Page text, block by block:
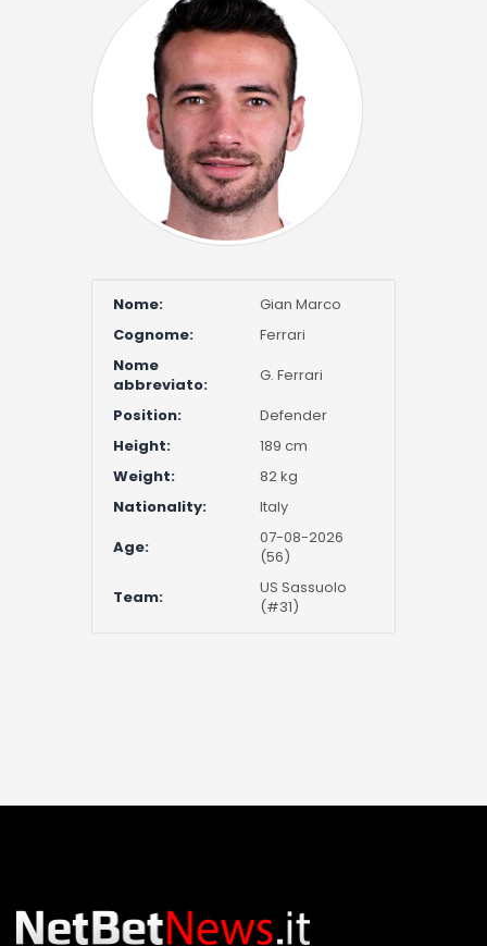
Nome:
Gian Marco
Cognome:
Ferrari
Nome
abbreviato:
G. Ferrari
Position:
Defender
Height:
189 cm
Weight:
82 kg
Nationality:
Italy
Age:
07-08-2026
(56)
Team:
US Sassuolo
(#31)